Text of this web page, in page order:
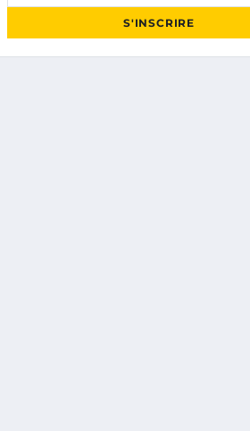
S'INSCRIRE